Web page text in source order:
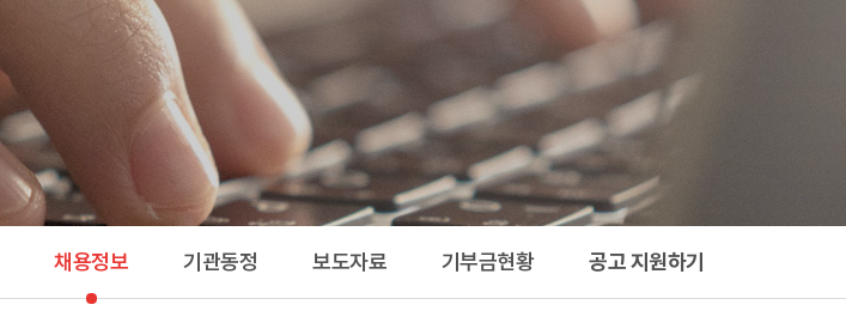
채용정보
기관동정
보도자료
기부금현황
공고 지원하기
채용정보 기관동정 보도자료 기부금현황 공고 지원하기